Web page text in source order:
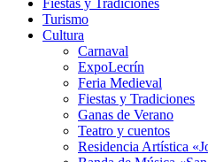
Fiestas y Tradiciones
Turismo
Cultura
Carnaval
ExpoLecrín
Feria Medieval
Fiestas y Tradiciones
Ganas de Verano
Teatro y cuentos
Residencia Artística